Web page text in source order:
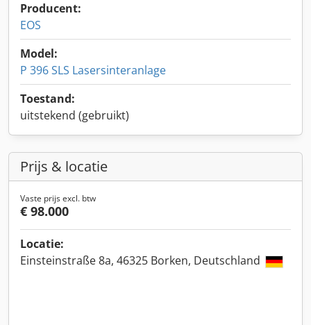
Producent:
EOS
Model:
P 396 SLS Lasersinteranlage
Toestand:
uitstekend (gebruikt)
Prijs & locatie
Vaste prijs excl. btw
€ 98.000
Locatie:
Einsteinstraße 8a, 46325 Borken, Deutschland